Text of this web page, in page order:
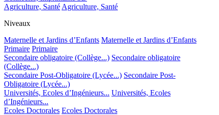
Agriculture, Santé Agriculture, Santé
Niveaux
Maternelle et Jardins d’Enfants Maternelle et Jardins d’Enfants
Primaire Primaire
Secondaire obligatoire (Collège...) Secondaire obligatoire
(Collège...)
Secondaire Post-Obligatoire (Lycée...) Secondaire Post-
Obligatoire (Lycée...)
Universités, Ecoles d’Ingénieurs... Universités, Ecoles
d’Ingénieurs...
Ecoles Doctorales Ecoles Doctorales